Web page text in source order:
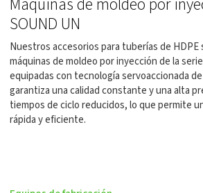
SOUND UN
Nuestros accesorios para tuberías de HDPE
máquinas de moldeo por inyección de la
equipadas con tecnología servoaccionada
garantiza una calidad constante y una alta
tiempos de ciclo reducidos, lo que permite
rápida y eficiente.